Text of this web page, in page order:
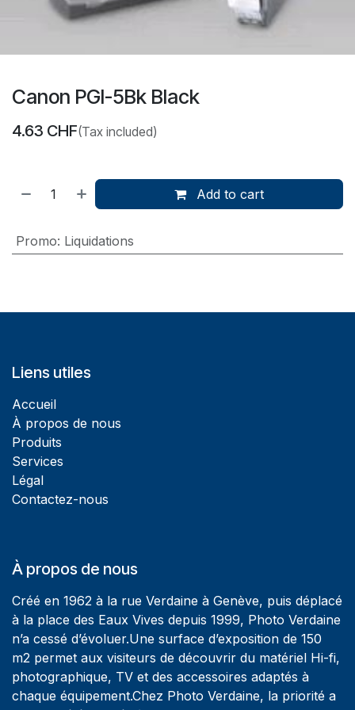
Canon PGI-5Bk Black
4.63 CHF(Tax included)
Add to cart
Promo: Liquidations
Liens utiles
Accueil
À propos de nous
Produits
Services
Légal
Contactez-nous
À propos de nous
Créé en 1962 à la rue Verdaine à Genève, puis déplacé
à la place des Eaux Vives depuis 1999, Photo Verdaine
n’a cessé d’évoluer.Une surface d’exposition de 150
m2 permet aux visiteurs de découvrir du matériel Hi-fi,
photographique, TV et des accessoires adaptés à
chaque équipement.Chez Photo Verdaine, la priorité a